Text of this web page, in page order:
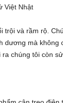
Việt Nhật
trội và rầm rộ.
dương mà không
ra chúng tôi còn